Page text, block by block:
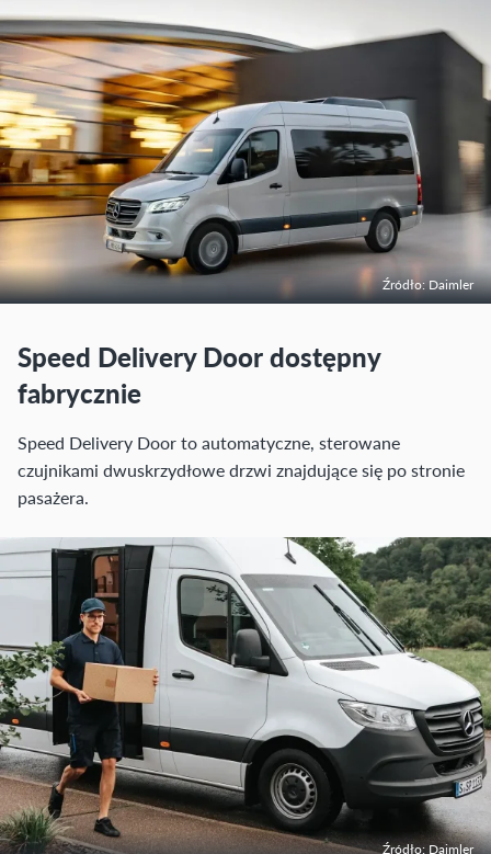
Źródło: Daimler
Speed Delivery Door dostępny
fabrycznie
Speed Delivery Door to automatyczne, sterowane
czujnikami dwuskrzydłowe drzwi znajdujące się po stronie
pasażera.
Źródło: Daimler